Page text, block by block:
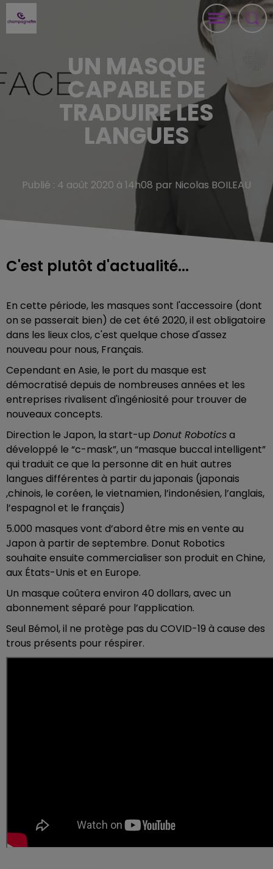
UN MASQUE
CAPABLE DE
TRADUIRE LES
LANGUES
Publié : 4 août 2020 à 14h08 par Nicolas BOILEAU
C'est plutôt d'actualité...
En cette période, les masques sont l'accessoire (dont
on se passerait bien) de cet été 2020, il est obligatoire
dans les lieux clos, c'est quelque chose d'assez
nouveau pour nous, Français.
Cependant en Asie, le port du masque est
démocratisé depuis de nombreuses années et les
entreprises rivalisent d'ingéniosité pour trouver de
nouveaux concepts.
Direction le Japon, la start-up Donut Roboticsa
développé le “c-mask”, un “masque buccal intelligent”
qui traduit ce que la personne dit en huit autres
langues différentes à partir du japonais (japonais
,chinois, le coréen, le vietnamien, l’indonésien, l’anglais,
l’espagnol et le français)
5.000 masques vont d’abord être mis en vente au
Japon à partir de septembre. Donut Robotics
souhaite ensuite commercialiser son produit en Chine,
aux États-Unis et en Europe.
Un masque coûtera environ 40 dollars, avec un
abonnement séparé pour l’application.
Seul Bémol, il ne protège pas du COVID-19 à cause des
trous présents pour réspirer.